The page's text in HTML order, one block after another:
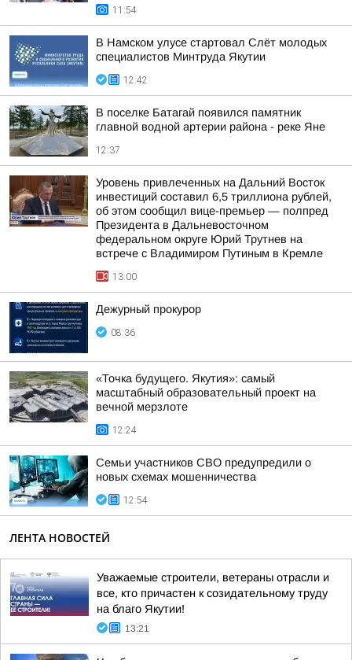
11:54
В Намском улусе стартовал Слёт молодых
специалистов Минтруда Якутии
12:42
В поселке Батагай появился памятник
главной водной артерии района - реке Яне
12:37
Уровень привлеченных на Дальний Восток
инвестиций составил 6,5 триллиона рублей,
об этом сообщил вице-премьер — полпред
Президента в Дальневосточном
федеральном округе Юрий Трутнев на
встрече с Владимиром Путиным в Кремле
13:00
Дежурный прокурор
08:36
«Точка будущего. Якутия»: самый
масштабный образовательный проект на
вечной мерзлоте
12:24
Семьи участников СВО предупредили о
новых схемах мошенничества
12:54
ЛЕНТА НОВОСТЕЙ
Уважаемые строители, ветераны отрасли и
все, кто причастен к созидательному труду
на благо Якутии!
13:21